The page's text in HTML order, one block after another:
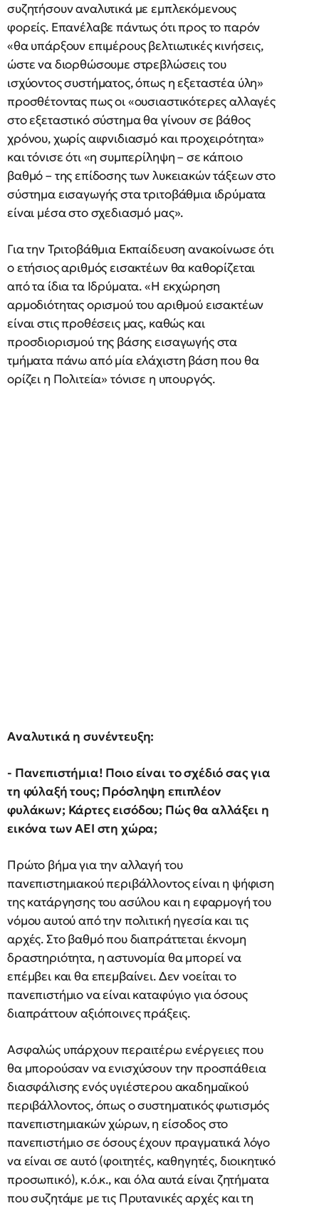
συζητήσουν αναλυτικά με εμπλεκόμενους
φορείς. Επανέλαβε πάντως ότι προς το παρόν
«θα υπάρξουν επιμέρους βελτιωτικές κινήσεις,
ώστε να διορθώσουμε στρεβλώσεις του
ισχύοντος συστήματος, όπως η εξεταστέα ύλη»
προσθέτοντας πως οι «ουσιαστικότερες αλλαγές
στο εξεταστικό σύστημα θα γίνουν σε βάθος
χρόνου, χωρίς αιφνιδιασμό και προχειρότητα»
και τόνισε ότι «η συμπερίληψη – σε κάποιο
βαθμό – της επίδοσης των λυκειακών τάξεων στο
σύστημα εισαγωγής στα τριτοβάθμια ιδρύματα
είναι μέσα στο σχεδιασμό μας».
Για την Τριτοβάθμια Εκπαίδευση ανακοίνωσε ότι
ο ετήσιος αριθμός εισακτέων θα καθορίζεται
από τα ίδια τα Ιδρύματα. «Η εκχώρηση
αρμοδιότητας ορισμού του αριθμού εισακτέων
είναι στις προθέσεις μας, καθώς και
προσδιορισμού της βάσης εισαγωγής στα
τμήματα πάνω από μία ελάχιστη βάση που θα
ορίζει η Πολιτεία» τόνισε η υπουργός.
Αναλυτικά η συνέντευξη:
- Πανεπιστήμια! Ποιο είναι το σχέδιό σας για
τη φύλαξή τους; Πρόσληψη επιπλέον
φυλάκων; Κάρτες εισόδου; Πώς θα αλλάξει η
εικόνα των ΑΕΙ στη χώρα;
Πρώτο βήμα για την αλλαγή του
πανεπιστημιακού περιβάλλοντος είναι η ψήφιση
της κατάργησης του ασύλου και η εφαρμογή του
νόμου αυτού από την πολιτική ηγεσία και τις
αρχές. Στο βαθμό που διαπράττεται έκνομη
δραστηριότητα, η αστυνομία θα μπορεί να
επέμβει και θα επεμβαίνει. Δεν νοείται το
πανεπιστήμιο να είναι καταφύγιο για όσους
διαπράττουν αξιόποινες πράξεις.
Ασφαλώς υπάρχουν περαιτέρω ενέργειες που
θα μπορούσαν να ενισχύσουν την προσπάθεια
διασφάλισης ενός υγιέστερου ακαδημαϊκού
περιβάλλοντος, όπως ο συστηματικός φωτισμός
πανεπιστημιακών χώρων, η είσοδος στο
πανεπιστήμιο σε όσους έχουν πραγματικά λόγο
να είναι σε αυτό (φοιτητές, καθηγητές, διοικητικό
προσωπικό), κ.ό.κ., και όλα αυτά είναι ζητήματα
που συζητάμε με τις Πρυτανικές αρχές και τη